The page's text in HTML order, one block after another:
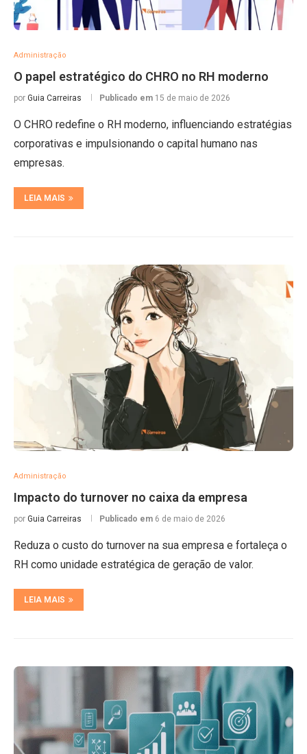
Administração
O papel estratégico do CHRO no RH moderno
por Guia Carreiras Publicado em 15 de maio de 2026
O CHRO redefine o RH moderno, influenciando estratégias
corporativas e impulsionando o capital humano nas
empresas.
LEIA MAIS
Administração
Impacto do turnover no caixa da empresa
por Guia Carreiras Publicado em 6 de maio de 2026
Reduza o custo do turnover na sua empresa e fortaleça o
RH como unidade estratégica de geração de valor.
LEIA MAIS